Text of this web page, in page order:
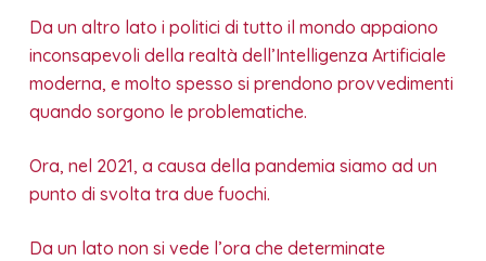
Da un altro lato i politici di tutto il mondo appaiono
inconsapevoli della realtà dell’Intelligenza Artificiale
moderna, e molto spesso si prendono provvedimenti
quando sorgono le problematiche.
Ora, nel 2021, a causa della pandemia siamo ad un
punto di svolta tra due fuochi.
Da un lato non si vede l’ora che determinate